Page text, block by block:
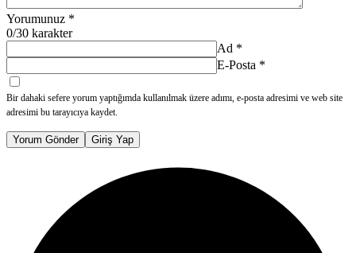
Yorumunuz *
0/30 karakter
Ad *
E-Posta *
Bir dahaki sefere yorum yaptığımda kullanılmak üzere adımı, e-posta adresimi ve web site
adresimi bu tarayıcıya kaydet.
Yorum Gönder Giriş Yap